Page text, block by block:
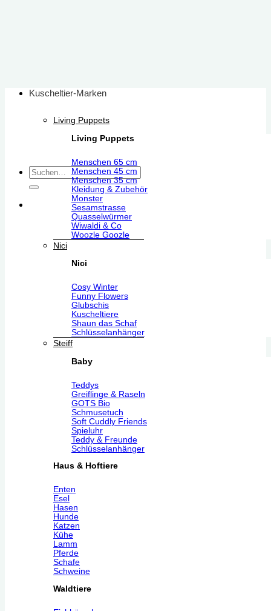
Suchen
nach:
Kuscheltier-Marken
Living Puppets
Living Puppets
Menschen 65 cm
Menschen 45 cm
Menschen 35 cm
Kleidung & Zubehör
Monster
Sesamstrasse
Quasselwürmer
Wiwaldi & Co
Woozle Goozle
Nici
Nici
Cosy Winter
Funny Flowers
Glubschis
Kuscheltiere
Shaun das Schaf
Schlüsselanhänger
Steiff
Baby
Teddys
Greiflinge & Raseln
GOTS Bio
Schmusetuch
Soft Cuddly Friends
Spieluhr
Teddy & Freunde
Schlüsselanhänger
Haus & Hoftiere
Enten
Esel
Hasen
Hunde
Katzen
Kühe
Lamm
Pferde
Schafe
Schweine
Waldtiere